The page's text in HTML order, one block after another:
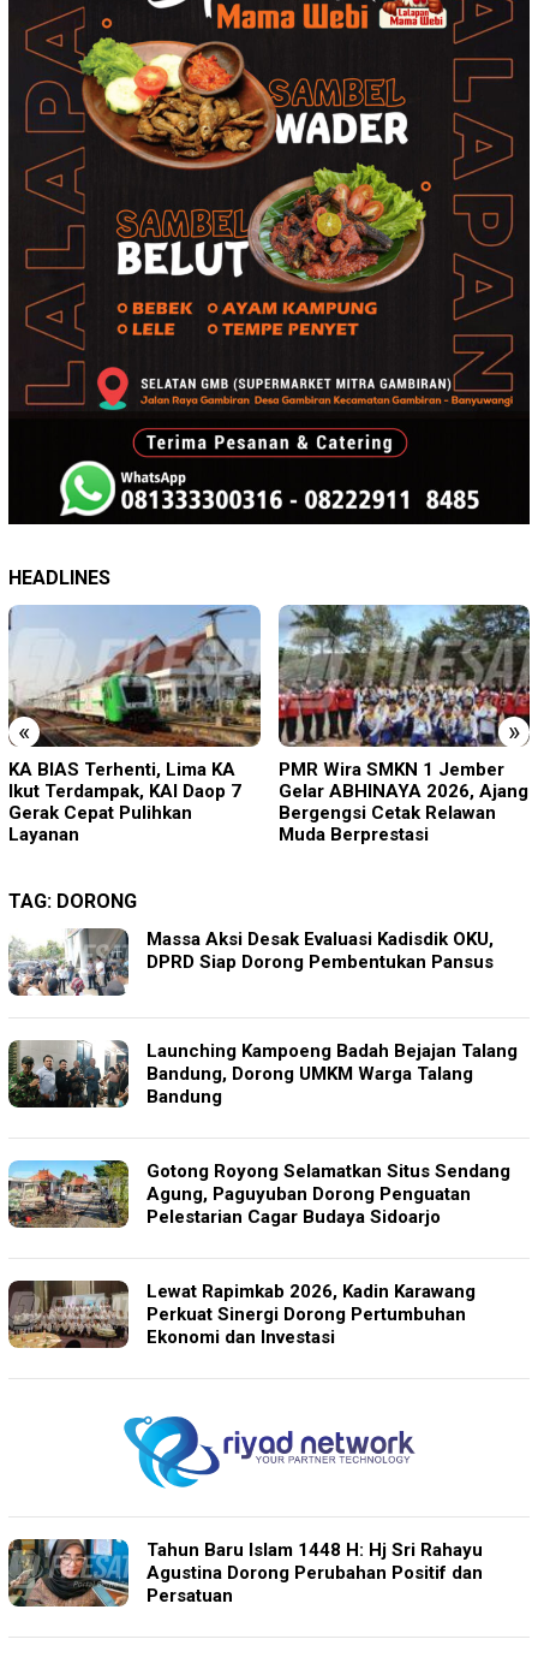
HEADLINES
« »
PMR Wira SMKN 1 Jember
Gelar ABHINAYA 2026, Ajang
Bergengsi Cetak Relawan
Muda Berprestasi
Imigrasi Ponorogo Deportasi
Satu WN Tiongkok
Salahgunakan Ijin Tinggal
TAG: DORONG
Massa Aksi Desak Evaluasi Kadisdik OKU,
DPRD Siap Dorong Pembentukan Pansus
Launching Kampoeng Badah Bejajan Talang
Bandung, Dorong UMKM Warga Talang
Bandung
Gotong Royong Selamatkan Situs Sendang
Agung, Paguyuban Dorong Penguatan
Pelestarian Cagar Budaya Sidoarjo
Lewat Rapimkab 2026, Kadin Karawang
Perkuat Sinergi Dorong Pertumbuhan
Ekonomi dan Investasi
Tahun Baru Islam 1448 H: Hj Sri Rahayu
Agustina Dorong Perubahan Positif dan
Persatuan